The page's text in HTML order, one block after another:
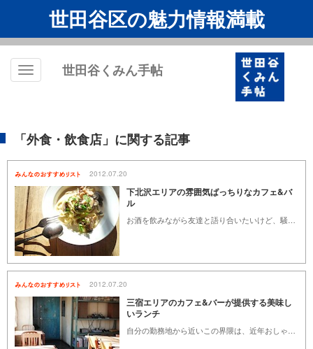
世田谷区の魅力情報満載
Toggle
世田谷くみん手帖
「外食・飲食店」に関する記事
2012.07.20
下北沢エリアの雰囲気ばっちりなカフェ&バ
ル
2012.07.20
三宿エリアのカフェ&バーが提供する美味し
いランチ